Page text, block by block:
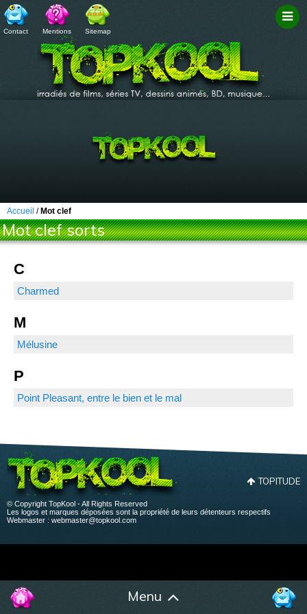
Contact Mentions Sitemap
Menu
Accueil / Mot clef
Mot clef sorts
C
Charmed
M
Mélusine
P
Point Pleasant, entre le bien et le mal
TOPITUDE
© Copyright TopKool - All Rights Reserved
Les logos et marques déposées sont la propriété de leurs détenteurs respectifs
Webmaster : webmaster@topkool.com